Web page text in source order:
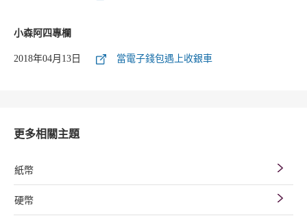
小森阿四專欄
2018年04月13日 當電子錢包遇上收銀車
更多相關主題
紙幣
硬幣